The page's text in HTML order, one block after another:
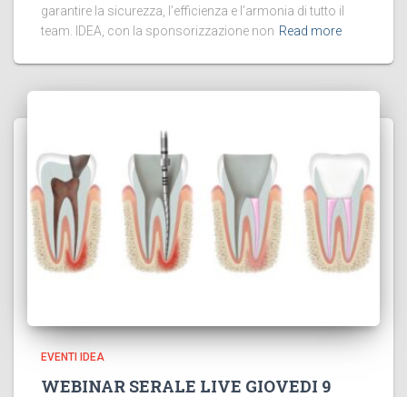
garantire la sicurezza, l’efficienza e l’armonia di tutto il
team. IDEA, con la sponsorizzazione non Read more
EVENTI IDEA
WEBINAR SERALE LIVE GIOVEDI 9